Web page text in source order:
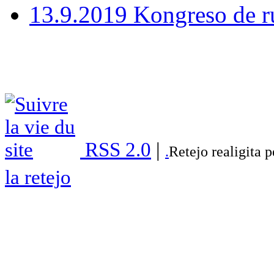
13.9.2019 Kongreso de
RSS 2.0 | .Retejo realigita
la retejo